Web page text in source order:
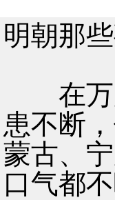
明朝那
在万历
患不断
蒙古、
口气都